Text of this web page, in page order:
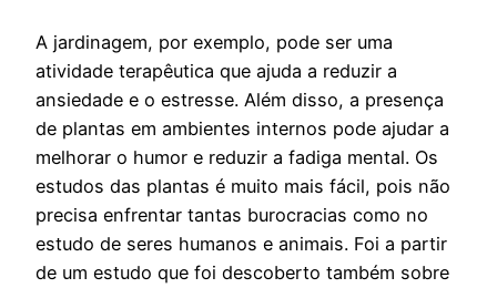
A jardinagem, por exemplo, pode ser uma
atividade terapêutica que ajuda a reduzir a
ansiedade e o estresse. Além disso, a presença
de plantas em ambientes internos pode ajudar a
melhorar o humor e reduzir a fadiga mental. Os
estudos das plantas é muito mais fácil, pois não
precisa enfrentar tantas burocracias como no
estudo de seres humanos e animais. Foi a partir
de um estudo que foi descoberto também sobre